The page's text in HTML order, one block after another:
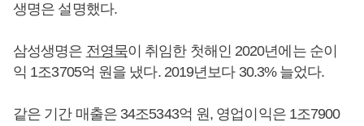
생명은 설명했다.
삼성생명은 전영묵이 취임한 첫해인 2020년에는 순이
익 1조3705억 원을 냈다. 2019년보다 30.3% 늘었다.
같은 기간 매출은 34조5343억 원, 영업이익은 1조7900